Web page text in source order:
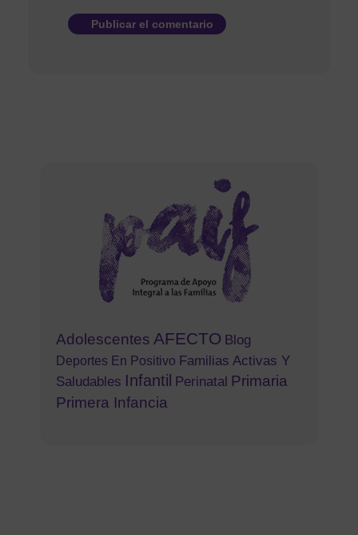
Adolescentes AFECTO Blog
Deportes En Positivo Familias Activas Y
Saludables Infantil Perinatal Primaria
Primera Infancia